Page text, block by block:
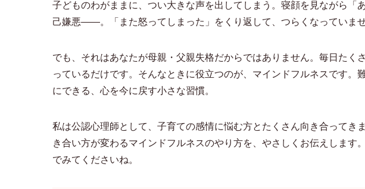
子どものわがままに、つい大きな声を出してしまう。寝顔を見ながら「
己嫌悪——。「また怒ってしまった」をくり返して、つらくなっていませ
でも、それはあなたが母親・父親失格だからではありません。毎日たく
っているだけです。そんなときに役立つのが、マインドフルネスです。
にできる、心を今に戻す小さな習慣。
私は公認心理師として、子育ての感情に悩む方とたくさん向き合ってき
き合い方が変わるマインドフルネスのやり方を、やさしくお伝えします
でみてくださいね。